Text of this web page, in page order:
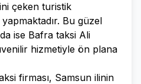
çeken turistik
Bu güzel
ise Bafra taksi Ali
hizmetiyle ön plana
firması, Samsun ilinin